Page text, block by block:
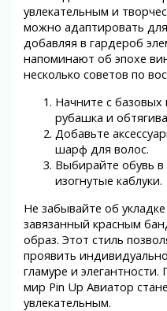
увлекательным и
можно адаптировать
добавляя в гардероб
напоминают об эпохе
несколько советов по
Начните с базовых
рубашка и
Добавьте
шарф для волос.
Выбирайте обувь в
изогнутые каблуки.
Не забывайте об
завязанный красным
образ. Этот стиль
проявить
гламуре и
мир Pin Up Авиатор
увлекательным.